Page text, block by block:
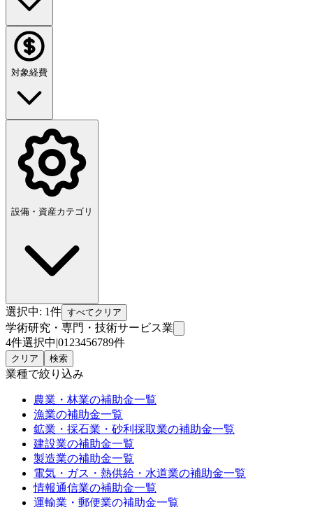
対象経費
設備・資産カテゴリ
選択中: 1件 すべてクリア
学術研究・専門・技術サービス業
4件選択中|01 23456789件
クリア 検索
業種で絞り込み
農業・林業の補助金一覧
漁業の補助金一覧
鉱業・採石業・砂利採取業の補助金一覧
建設業の補助金一覧
製造業の補助金一覧
電気・ガス・熱供給・水道業の補助金一覧
情報通信業の補助金一覧
運輸業・郵便業の補助金一覧